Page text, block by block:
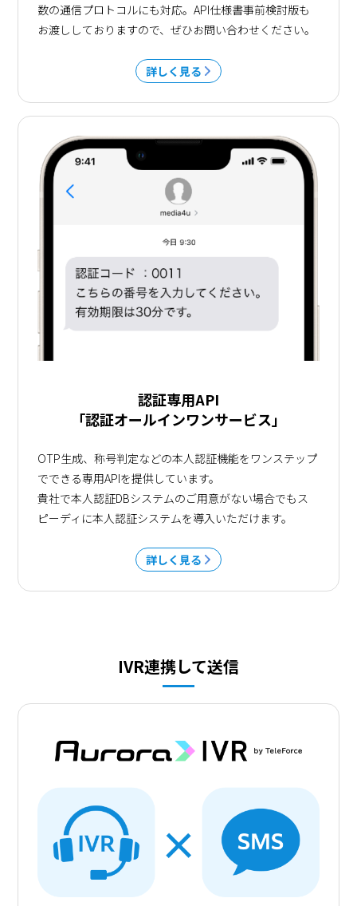
数の通信プロトコルにも対応。API仕様書事前検討版も
お渡ししておりますので、ぜひお問い合わせください。
詳しく見る
認証専用API
「認証オールインワンサービス」
OTP生成、称号判定などの本人認証機能をワンステップ
でできる専用APIを提供しています。
貴社で本人認証DBシステムのご用意がない場合でもス
ピーディに本人認証システムを導入いただけます。
詳しく見る
IVR連携して送信